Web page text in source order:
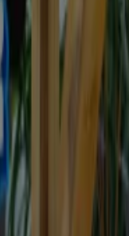
ter ere van 300-
waarde?